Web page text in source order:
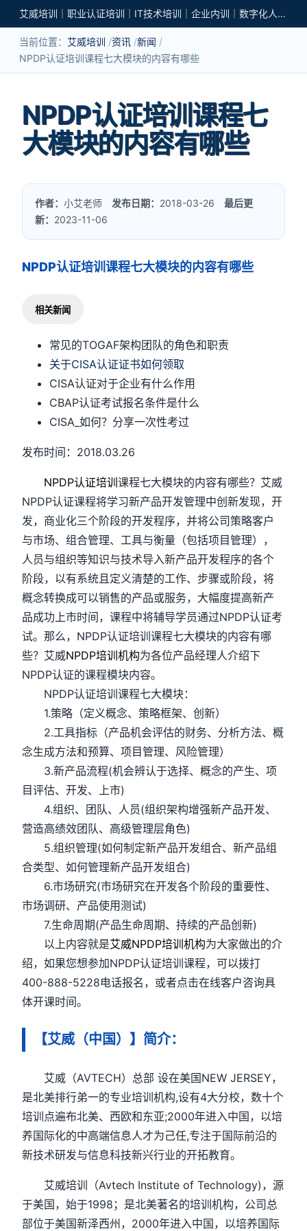
艾威培训｜职业认证培训｜IT技术培训｜企业内训｜数字化人才培养
当前位置： 艾威培训 资讯 新闻
NPDP认证培训课程七大模块的内容有哪些
NPDP认证培训课程七
大模块的内容有哪些
作者：小艾老师 发布日期： 2018-03-26最后更
新： 2023-11-06
NPDP认证培训课程七大模块的内容有哪些
相关新闻
常见的TOGAF架构团队的角色和职责
关于CISA认证证书如何领取
CISA认证对于企业有什么作用
CBAP认证考试报名条件是什么
CISA_如何？分享一次性考过
发布时间：2018.03.26
NPDP认证培训课程七大模块的内容有哪些？艾威
NPDP认证课程将学习新产品开发管理中创新发现，开
发，商业化三个阶段的开发程序，并将公司策略客户
与市场、组合管理、工具与衡量（包括项目管理），
人员与组织等知识与技术导入新产品开发程序的各个
阶段，以有系统且定义清楚的工作、步骤或阶段，将
概念转换成可以销售的产品或服务，大幅度提高新产
品成功上市时间，课程中将辅导学员通过NPDP认证考
试。那么，NPDP认证培训课程七大模块的内容有哪
些？艾威NPDP培训机构为各位产品经理人介绍下
NPDP认证的课程模块内容。
NPDP认证培训课程七大模块：
1.策略（定义概念、策略框架、创新）
2.工具指标（产品机会评估的财务、分析方法、概
念生成方法和预算、项目管理、风险管理）
3.新产品流程(机会辨认于选择、概念的产生、项
目评估、开发、上市)
4.组织、团队、人员(组织架构增强新产品开发、
营造高绩效团队、高级管理层角色)
5.组织管理(如何制定新产品开发组合、新产品组
合类型、如何管理新产品开发组合)
6.市场研究(市场研究在开发各个阶段的重要性、
市场调研、产品使用测试)
7.生命周期(产品生命周期、持续的产品创新)
以上内容就是艾威NPDP培训机构为大家做出的介
绍，如果您想参加NPDP认证培训课程，可以拨打
400-888-5228电话报名，或者点击在线客户咨询具
体开课时间。
【艾威（中国）】简介：
艾威（AVTECH）总部 设在美国NEW JERSEY，
是北美排行弟一的专业培训机构,设有4大分校，数十个
培训点遍布北美、西欧和东亚;2000年进入中国，以培
养国际化的中高端信息人才为己任,专注于国际前沿的
新技术研发与信息科技新兴行业的开拓教育。
艾威培训（Avtech Institute of Technology)，源
于美国，始于1998；是北美著名的培训机构，公司总
部位于美国新泽西州，2000年进入中国，以培养国际